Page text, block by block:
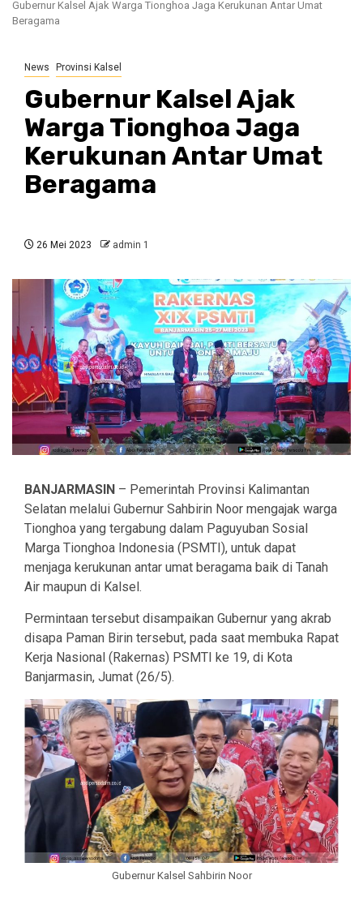
Gubernur Kalsel Ajak Warga Tionghoa Jaga Kerukunan Antar Umat
Beragama
News Provinsi Kalsel
Gubernur Kalsel Ajak
Warga Tionghoa Jaga
Kerukunan Antar Umat
Beragama
26 Mei 2023 admin 1
BANJARMASIN – Pemerintah Provinsi Kalimantan
Selatan melalui Gubernur Sahbirin Noor mengajak warga
Tionghoa yang tergabung dalam Paguyuban Sosial
Marga Tionghoa Indonesia (PSMTI), untuk dapat
menjaga kerukunan antar umat beragama baik di Tanah
Air maupun di Kalsel.
Permintaan tersebut disampaikan Gubernur yang akrab
disapa Paman Birin tersebut, pada saat membuka Rapat
Kerja Nasional (Rakernas) PSMTI ke 19, di Kota
Banjarmasin, Jumat (26/5).
Gubernur Kalsel Sahbirin Noor